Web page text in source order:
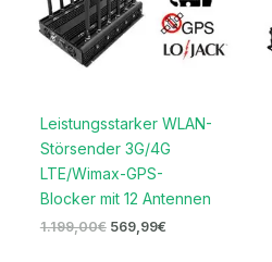
Leistungsstarker WLAN-
Störsender 3G/4G
LTE/Wimax-GPS-
Blocker mit 12 Antennen
1.199,00€ 569,99€